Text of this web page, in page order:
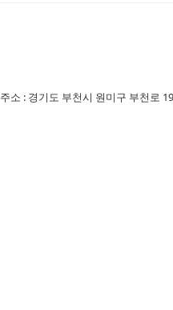
주소 : 경기도 부천시 원미구 부천